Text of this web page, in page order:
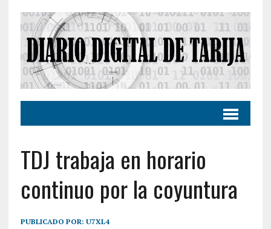
TDJ trabaja en horario
continuo por la coyuntura
PUBLICADO POR: U7XL4